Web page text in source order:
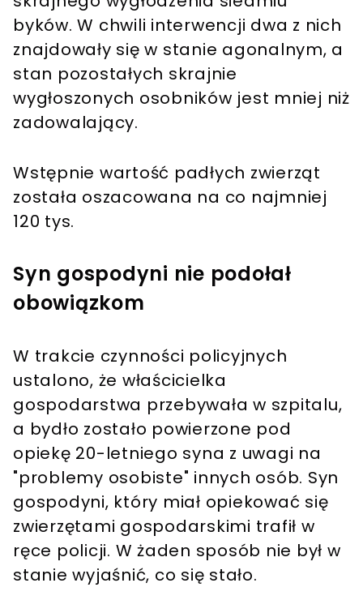
byków. W chwili interwencji dwa z nich
znajdowały się w stanie agonalnym, a
stan pozostałych skrajnie
wygłoszonych osobników jest mniej niż
zadowalający.
Wstępnie wartość padłych zwierząt
została oszacowana na co najmniej
120 tys.
Syn gospodyni nie podołał
obowiązkom
W trakcie czynności policyjnych
ustalono, że właścicielka
gospodarstwa przebywała w szpitalu,
a bydło zostało powierzone pod
opiekę 20-letniego syna z uwagi na
"problemy osobiste" innych osób. Syn
gospodyni, który miał opiekować się
zwierzętami gospodarskimi trafił w
ręce policji. W żaden sposób nie był w
stanie wyjaśnić, co się stało.